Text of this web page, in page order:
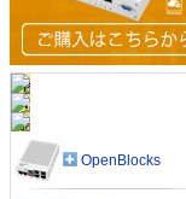
OpenBlocks